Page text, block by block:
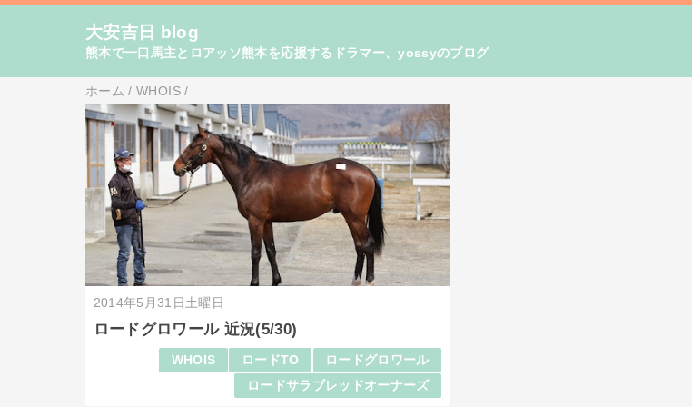
大安吉日 blog
熊本で一口馬主とロアッソ熊本を応援するドラマー、yossyのブログ
ホーム /WHOIS /
2014年5月31日土曜日
ロードグロワール 近況(5/30)
WHOIS ロードTO
ロードグロワール
ロードサラブレッドオーナーズ